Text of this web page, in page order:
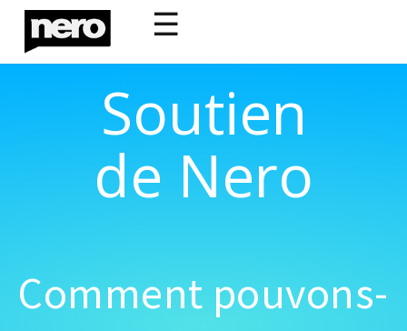
☰
Soutien
de Nero
Comment pouvons-